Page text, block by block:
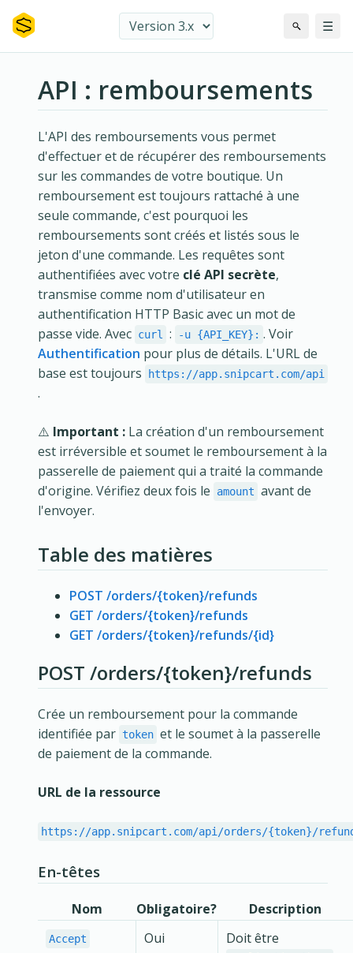
☰
API : remboursements
L'API des remboursements vous permet
d'effectuer et de récupérer des remboursements
sur les commandes de votre boutique. Un
remboursement est toujours rattaché à une
seule commande, c'est pourquoi les
remboursements sont créés et listés sous le
jeton d'une commande. Les requêtes sont
authentifiées avec votre clé API secrète,
transmise comme nom d'utilisateur en
authentification HTTP Basic avec un mot de
passe vide. Avec curl : -u {API_KEY}: . Voir
Authentification pour plus de détails. L'URL de
base est toujours
https://app.snipcart.com/api
.
⚠️ Important : La création d'un remboursement
est irréversible et soumet le remboursement à la
passerelle de paiement qui a traité la commande
d'origine. Vérifiez deux fois le
amount avant de
l'envoyer.
Table des matières
POST /orders/{token}/refunds
GET /orders/{token}/refunds
GET /orders/{token}/refunds/{id}
POST /orders/{token}/refunds
Crée un remboursement pour la commande
identifiée par token et le soumet à la passerelle
de paiement de la commande.
URL de la ressource
https://app.snipcart.com/api/orders/{token}/
En-têtes
Nom Obligatoire? Description
Accept Oui Doit être